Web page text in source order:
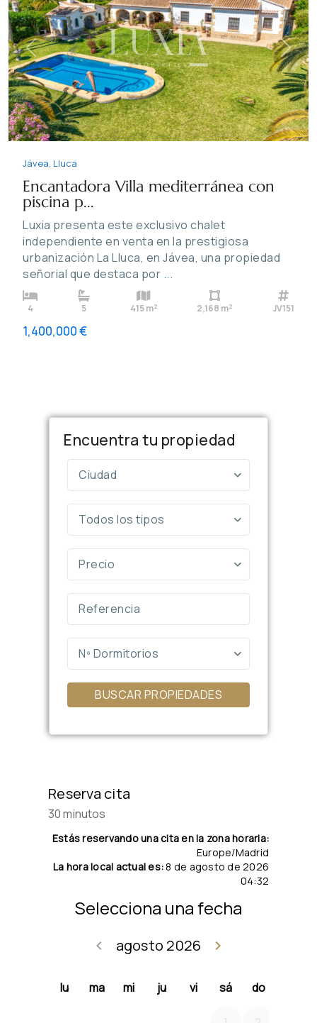
Previous Next
Jávea, Lluca
Encantadora Villa mediterránea con
piscina p...
Luxia presenta este exclusivo chalet
independiente en venta en la prestigiosa
urbanización La Lluca, en Jávea, una propiedad
señorial que destaca por ...
4 5 415 m2 2,168 m2 JV151
1,400,000 €
Encuentra tu propiedad
Ciudad
Todos los tipos
Precio
Nº Dormitorios
BUSCAR PROPIEDADES